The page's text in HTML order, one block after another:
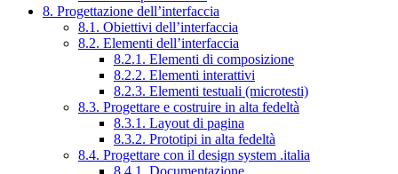
8. Progettazione dell’interfaccia
8.1. Obiettivi dell’interfaccia
8.2. Elementi dell’interfaccia
8.2.1. Elementi di composizione
8.2.2. Elementi interattivi
8.2.3. Elementi testuali (microtesti)
8.3. Progettare e costruire in alta fedeltà
8.3.1. Layout di pagina
8.3.2. Prototipi in alta fedeltà
8.4. Progettare con il design system .italia
8.4.1. Documentazione